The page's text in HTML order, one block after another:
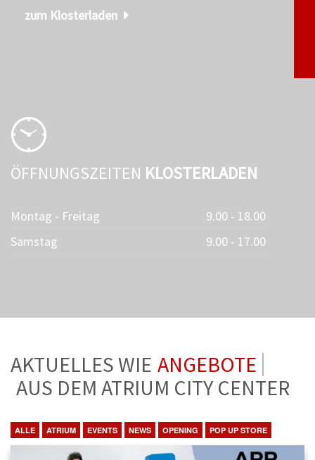
zum Klosterladen
ÖFFNUNGSZEITEN KLOSTERLADEN
Montag - Freitag
9.00 - 18.00
Samstag
9.00 - 17.00
AKTUELLES WIE ANGEBOTE
AUS DEM ATRIUM CITY CENTER
ALLE ATRIUM EVENTS NEWS OPENING POP UP STORE